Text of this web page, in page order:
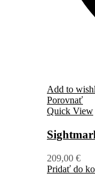
Add to
Porovnať
Quick View
209,00 €
Pridať do